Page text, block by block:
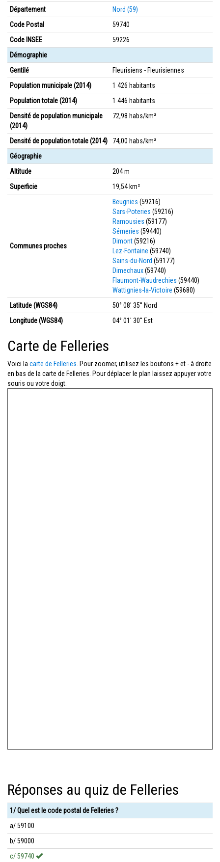
Département
Nord (59)
Code Postal
59740
Code INSEE
59226
Démographie
Gentilé
Fleurisiens - Fleurisiennes
Population municipale (2014)
1 426 habitants
Population totale (2014)
1 446 habitants
Densité de population municipale
(2014)
72,98 habs/km²
Densité de population totale (2014)
74,00 habs/km²
Géographie
Altitude
204 m
Superficie
19,54 km²
Communes proches
Beugnies (59216)
Sars-Poteries (59216)
Ramousies (59177)
Sémeries (59440)
Dimont(59216)
Lez-Fontaine (59740)
Sains-du-Nord (59177)
Dimechaux(59740)
Flaumont-Waudrechies (59440)
Wattignies-la-Victoire (59680)
Latitude (WGS84)
50° 08' 35'' Nord
Longitude (WGS84)
04° 01' 30'' Est
Carte de Felleries
Voici la carte de Felleries . Pour zoomer, utilisez les boutons + et - à droite
en bas de la carte de Felleries. Pour déplacer le plan laissez appuyer votre
souris ou votre doigt.
Réponses au quiz de Felleries
1/ Quel est le code postal de Felleries ?
a/ 59100
b/ 59000
c/ 59740